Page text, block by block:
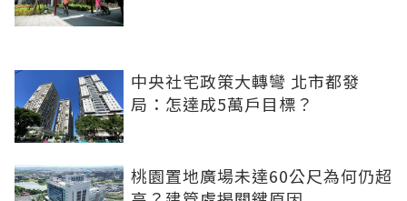
中央社宅政策大轉彎 北市都發
局：怎達成5萬戶目標？
桃園置地廣場未達60公尺為何仍超